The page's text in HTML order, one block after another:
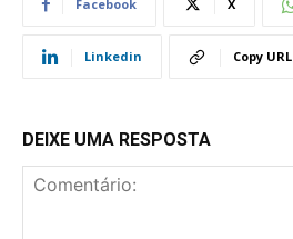
Facebook X
Linkedin Copy URL
DEIXE UMA RESPOSTA